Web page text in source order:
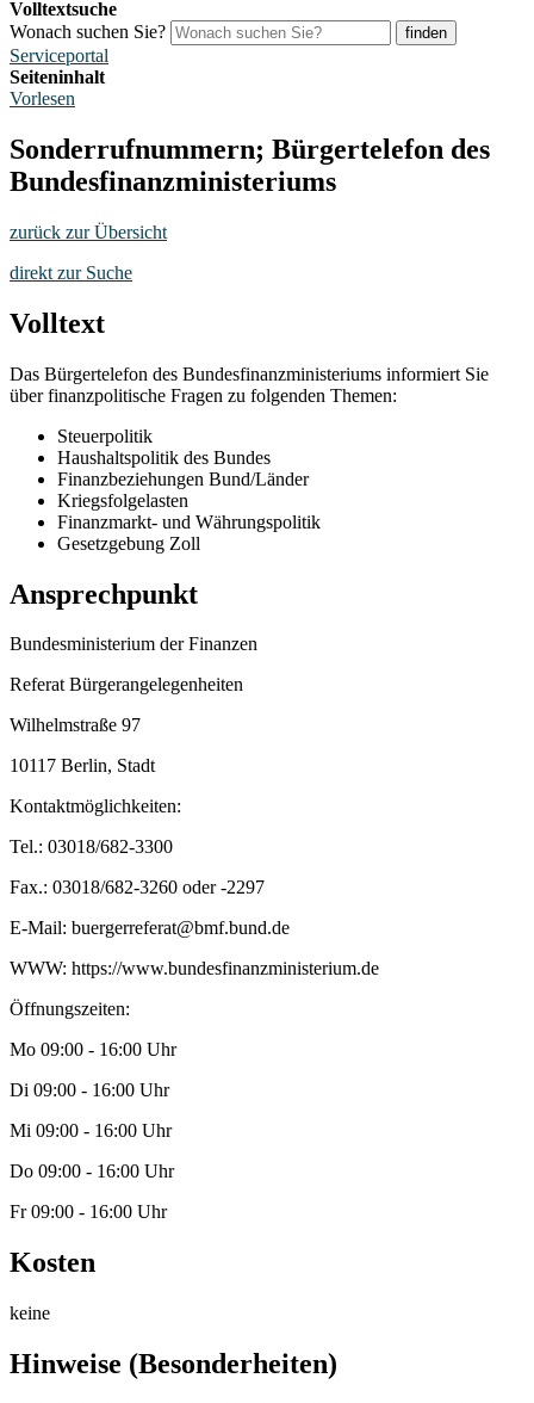
Volltextsuche
Wonach suchen Sie?
finden
Serviceportal
Seiteninhalt
Vorlesen
Sonderrufnummern; Bürgertelefon des
Bundesfinanzministeriums
zurück zur Übersicht
direkt zur Suche
Volltext
Das Bürgertelefon des Bundesfinanzministeriums informiert Sie
über finanzpolitische Fragen zu folgenden Themen:
Steuerpolitik
Haushaltspolitik des Bundes
Finanzbeziehungen Bund/Länder
Kriegsfolgelasten
Finanzmarkt- und Währungspolitik
Gesetzgebung Zoll
Ansprechpunkt
Bundesministerium der Finanzen
Referat Bürgerangelegenheiten
Wilhelmstraße 97
10117 Berlin, Stadt
Kontaktmöglichkeiten:
Tel.: 03018/682-3300
Fax.: 03018/682-3260 oder -2297
E-Mail: buergerreferat@bmf.bund.de
WWW: https://www.bundesfinanzministerium.de
Öffnungszeiten:
Mo 09:00 - 16:00 Uhr
Di 09:00 - 16:00 Uhr
Mi 09:00 - 16:00 Uhr
Do 09:00 - 16:00 Uhr
Fr 09:00 - 16:00 Uhr
Kosten
keine
Hinweise (Besonderheiten)